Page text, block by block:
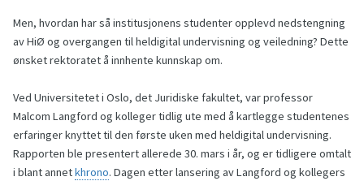
Men, hvordan har så institusjonens studenter opplevd nedstengning
av HiØ og overgangen til heldigital undervisning og veiledning? Dette
ønsket rektoratet å innhente kunnskap om.
Ved Universitetet i Oslo, det Juridiske fakultet, var professor
Malcom Langford og kolleger tidlig ute med å kartlegge studentenes
erfaringer knyttet til den første uken med heldigital undervisning.
Rapporten ble presentert allerede 30. mars i år, og er tidligere omtalt
i blant annetkhrono. Dagen etter lansering av Langford og kollegers